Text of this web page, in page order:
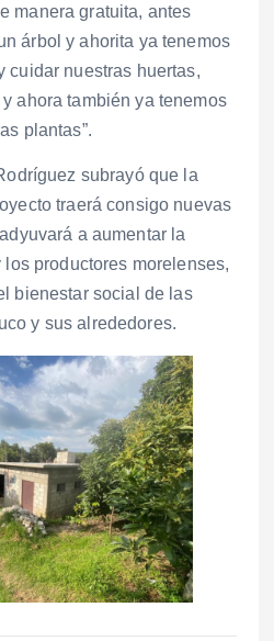
manera gratuita, antes
árbol y ahorita ya tenemos
cuidar nuestras huertas,
ahora también ya tenemos
plantas”.
subrayó que la
traerá consigo nuevas
a aumentar la
productores morelenses,
bienestar social de las
y sus alrededores.